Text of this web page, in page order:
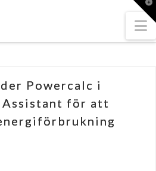
Powercalc i
Assistant för att